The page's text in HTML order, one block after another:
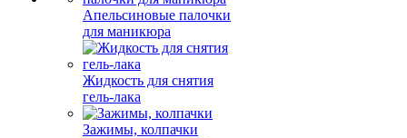
Апельсиновые палочки
для маникюра
Жидкость для снятия
гель-лака
Зажимы, колпачки